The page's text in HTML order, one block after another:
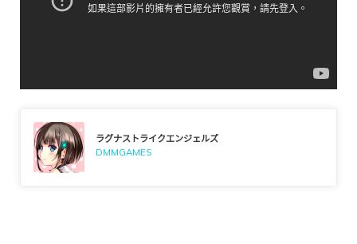
ラグナストライクエンジェルズ
DMMGAMES